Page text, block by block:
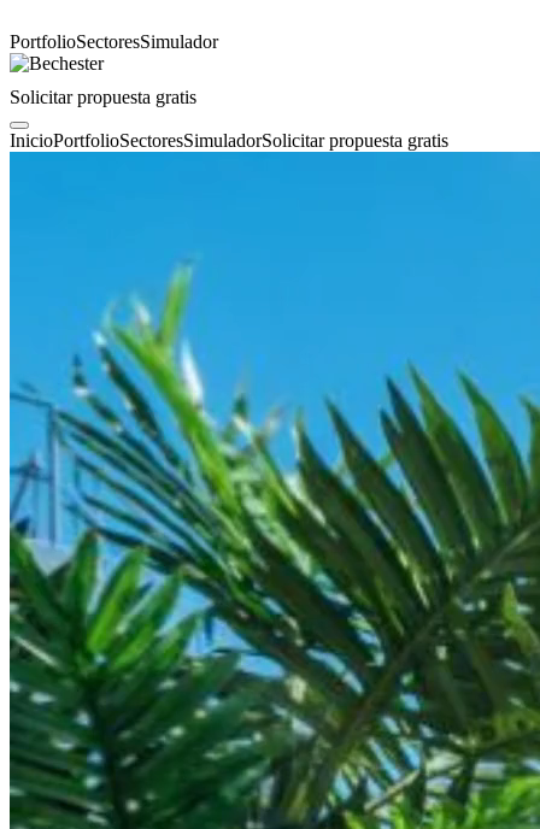
PortfolioSectoresSimulador
Solicitar propuesta gratis
InicioPortfolioSectoresSimuladorSolicitar propuesta gratis